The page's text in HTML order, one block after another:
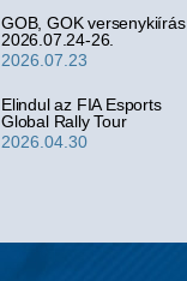
GOB, GOK versenykiírás
2026.07.24-26.
2026.07.23
Elindul az FIA Esports
Global Rally Tour
2026.04.30